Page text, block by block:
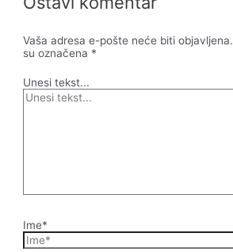
Vaša adresa e-pošte neće biti objavljena.
su označena *
Unesi tekst...
Ime*